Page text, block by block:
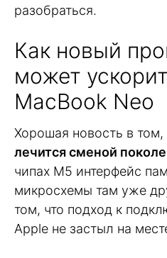
разобраться.
Как новый
может
MacBook Neo
Хорошая новость в том,
лечится сменой
чипах M5 интерфейс
микросхемы там уже
том, что подход к
Apple не застыл на